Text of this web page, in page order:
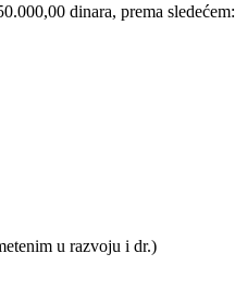
dinara, prema sledećem:
u razvoju i dr.)